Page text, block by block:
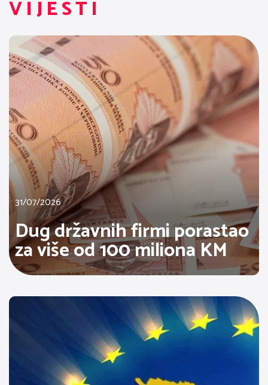
VIJESTI
31/07/2026
Dug državnih firmi porastao
za više od 100 miliona KM